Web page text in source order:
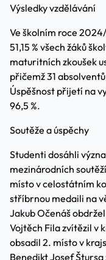
Výsledky vzdělávání
Ve školním roce
51,15 % všech žáků
maturitních zkoušek
přičemž 31
Úspěšnost přijetí na
96,5 %.
Soutěže a úspěchy
Studenti dosáhli
mezinárodních
místo v celostátním
stříbrnou medaili na
Jakub Očenáš
Vojtěch Fila zvítězil v
obsadil 2. místo v
Benedikt Josef